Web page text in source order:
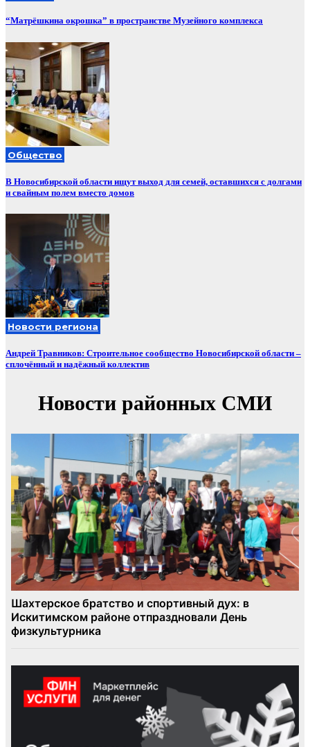
“Матрёшкина окрошка” в пространстве Музейного комплекса
Общество
В Новосибирской области ищут выход для семей, оставшихся с долгами
и свайным полем вместо домов
Новости региона
Андрей Травников: Строительное сообщество Новосибирской области –
сплочённый и надёжный коллектив